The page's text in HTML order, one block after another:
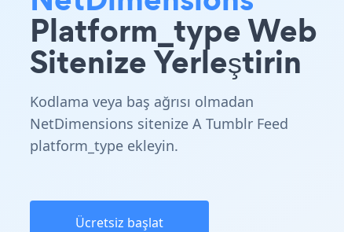
Platform_type Web
Sitenize Yerleştirin
Kodlama veya baş ağrısı olmadan
NetDimensions sitenize A Tumblr Feed
platform_type ekleyin.
Ücretsiz başlat